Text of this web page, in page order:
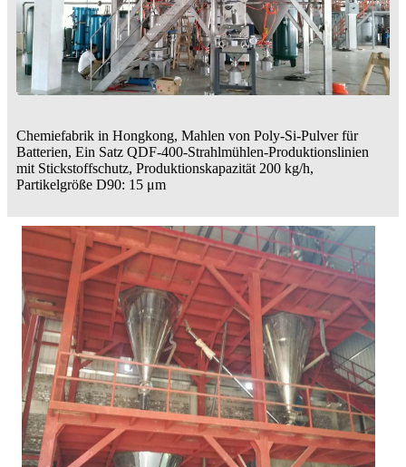
Chemiefabrik in Hongkong, Mahlen von Poly-Si-Pulver für
Batterien, Ein Satz QDF-400-Strahlmühlen-Produktionslinien
mit Stickstoffschutz, Produktionskapazität 200 kg/h,
Partikelgröße D90: 15 μm